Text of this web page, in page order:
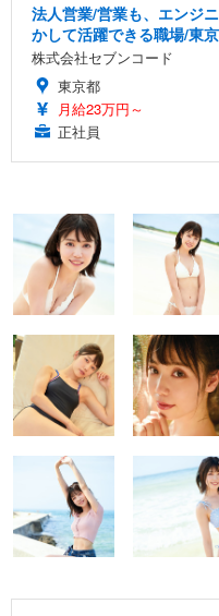
法人営業/営業も、エンジ
かして活躍できる職場/東
株式会社セブンコード
東京都
月給23万円～
正社員